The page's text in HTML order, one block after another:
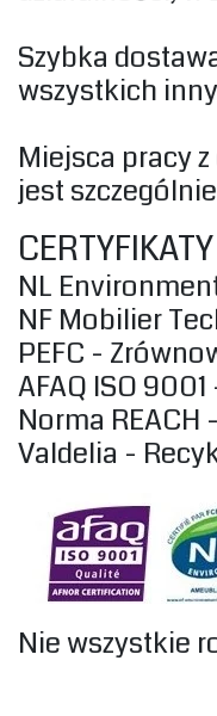
‎Szybka
wszystkich
‎Miejsca pracy
jest
‎CERTYFIKATY‎
‎NL
‎NF Mobilier
‎PEFC -
‎AFAQ ISO
‎Norma
‎Valdelia -
‎Nie wszystkie